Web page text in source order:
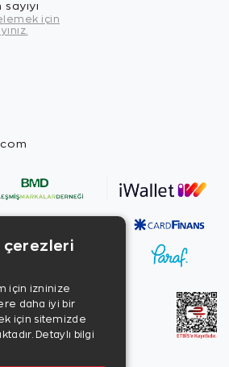
sayıyı
için
çerezleri
için izninize
daha iyi bir
için sitemizde
Detaylı bilgi